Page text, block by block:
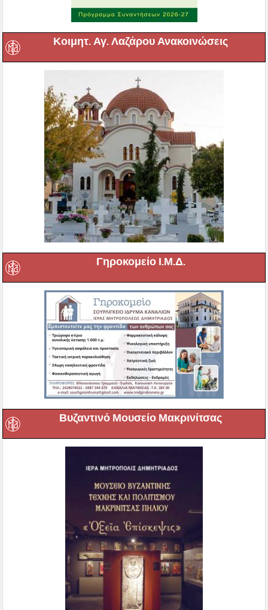
Κοιμητ. Αγ. Λαζάρου Ανακοινώσεις
Γηροκομείο Ι.Μ.Δ.
Βυζαντινό Μουσείο Μακρινίτσας